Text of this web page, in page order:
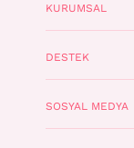
KURUMSAL
DESTEK
SOSYAL MEDYA